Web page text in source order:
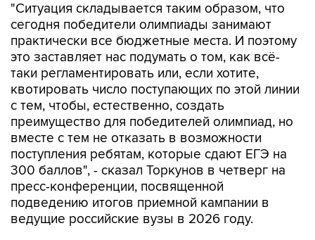
"Ситуация складывается таким образом, что
сегодня победители олимпиады занимают
практически все бюджетные места. И поэтому
это заставляет нас подумать о том, как всё-
таки регламентировать или, если хотите,
квотировать число поступающих по этой линии
с тем, чтобы, естественно, создать
преимущество для победителей олимпиад, но
вместе с тем не отказать в возможности
поступления ребятам, которые сдают ЕГЭ на
300 баллов", - сказал Торкунов в четверг на
пресс-конференции, посвященной
подведению итогов приемной кампании в
ведущие российские вузы в 2026 году.